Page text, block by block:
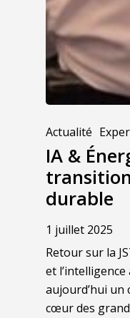
Actualité
IA &
durable
1 juillet 2025
Retour sur la
et
aujourd’hui un
cœur des